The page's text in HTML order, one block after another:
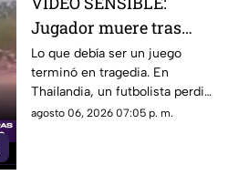
Jugador muere tras
impacto de rayo
durante partido
Lo que debía ser un juego
terminó en tragedia. En
Thailandia, un futbolista perdió
la vida al ser alcanzado por un
agosto 06, 2026 07:05 p. m.